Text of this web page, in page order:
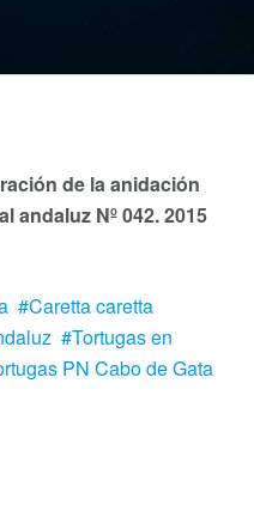
de la anidación
andaluz Nº 042. 2015
Caretta caretta
Tortugas en
PN Cabo de Gata